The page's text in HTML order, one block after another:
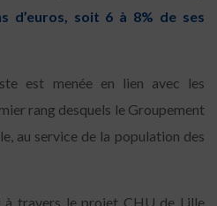
d’euros, soit 6 à 8% de ses
est menée en lien avec les
rang desquels le Groupement
au service de la population des
à travers le projet CHU de Lille